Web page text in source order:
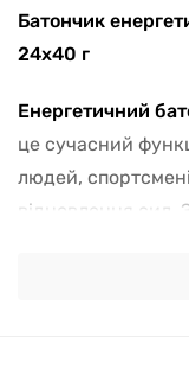
Батончик
24x40 г
Енергетичний
це сучасний
людей,
відновлення сил.
необхідними